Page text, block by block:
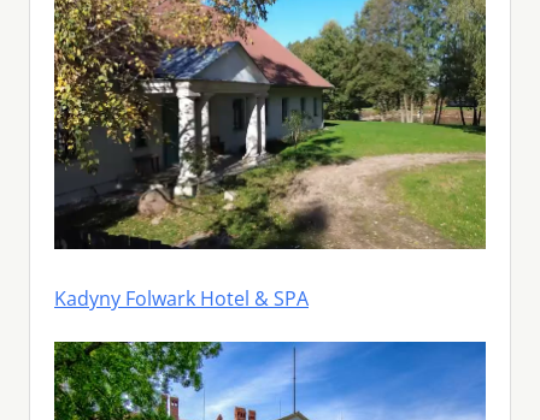
Kadyny Folwark Hotel & SPA